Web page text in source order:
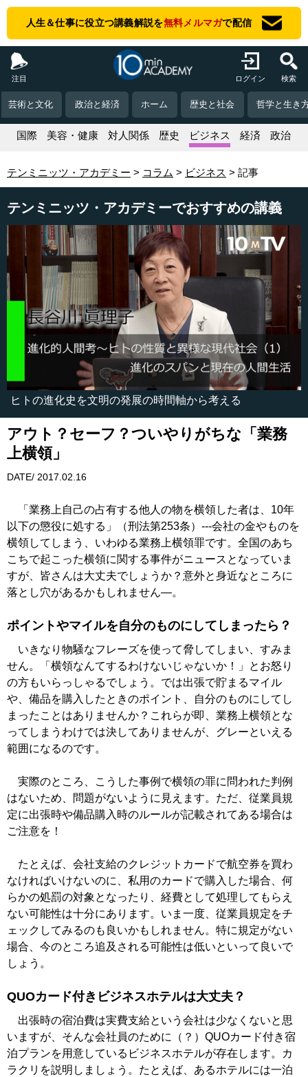
人生＆仕事に役立つ講義解説を無料メルマガで配信
注目 ログイン 検索
芸術と文化 政治と経済 ホーム 歴史と社会 哲学と生き
国際 美容・健康 対人関係 歴史 ビジネス 経済 政治
テンミニッツ・アカデミー コラム ビジネス 記事
テンミニッツ・アカデミーでおすすめの講義
ヒトの進化史を文明の発展の時間軸から考える
アウト？セーフ？ついやりがちな「業務
上横領」
DATE/ 2017.02.16
「業務上自己の占有する他人の物を横領した者は、10年
以下の懲役に処する」（刑法第253条）---会社の金やものを
横領してしまう、いわゆる業務上横領罪です。全国のあち
こちで起こった横領に関する事件がニュースとなっていま
すが、皆さんは大丈夫でしょうか？意外と身近なところに
落とし穴があるかもしれません―。
ポイントやマイルを自分のものにしてしまったら？
いきなり物騒なフレーズを使って脅してしまい、すみま
せん。「横領なんてするわけないじゃないか！」とお怒り
の方もいらっしゃるでしょう。では出張で貯まるマイル
や、備品を購入したときのポイント、自分のものにしてし
まったことはありませんか？これらが即、業務上横領とな
ってしまうわけでは決してありませんが、グレーといえる
範囲になるのです。
実際のところ、こうした事例で横領の罪に問われた判例
はないため、問題がないように見えます。ただ、従業員規
定に出張時や備品購入時のルールが記載されてある場合は
ご注意を！
たとえば、会社支給のクレジットカードで航空券を買わ
なければいけないのに、私用のカードで購入した場合、何
らかの処罰の対象となったり、経費として処理してもらえ
ない可能性は十分にあります。いま一度、従業員規定をチ
ェックしてみるのも良いかもしれません。特に規定がない
場合、今のところ追及される可能性は低いといって良いで
しょう。
QUOカード付きビジネスホテルは大丈夫？
出張時の宿泊費は実費支給という会社は少なくないと思
いますが、そんな会社員のために（？）QUOカード付き宿
泊プランを用意しているビジネスホテルが存在します。カ
ラクリを説明しましょう。たとえば、あるホテルには一泊